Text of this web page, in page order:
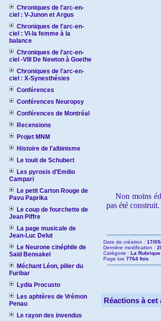
Chroniques de l'arc-en-
ciel : V-Junon et Argus
Chroniques de l'arc-en-
ciel : VI-la femme à la
balance
Chroniques de l'arc-en-
ciel -VIII De Newton à Goethe
Chroniques de l'arc-en-
ciel : X-Synesthésies
Conférences
Conférences Neuropsy
Conférences de Montréal
Recensions
Projet MNM
Histoire de l'albinisme
Le touit de Schubert
Les pyrosis d'Emilio
Campari
Le petit Carton Rouge de
Pavu Paprika
Le coup de fourchette de
Jean Piffre
La page musicale de
Jean-Luc Delut
Le Neurone cinéphile de
Saïd Bensakel
Méchant Léon, pilier du
Furibar
Lydia Procusto
Les aphtères de Vrémon
Penau
Le rayon des invendus
Non moins
pas été construit.
Date de création : 17/
Dernière modification :
Catégorie : La
Page lue 7764 fois
Réactions à cet